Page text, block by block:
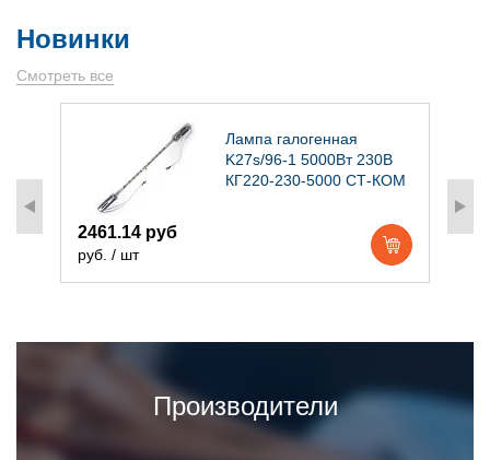
Новинки
Смотреть все
Лампа галогенная
K27s/96-1 5000Вт 230В
КГ220-230-5000 СТ-КОМ
2461.14 руб
руб. / шт
Производители